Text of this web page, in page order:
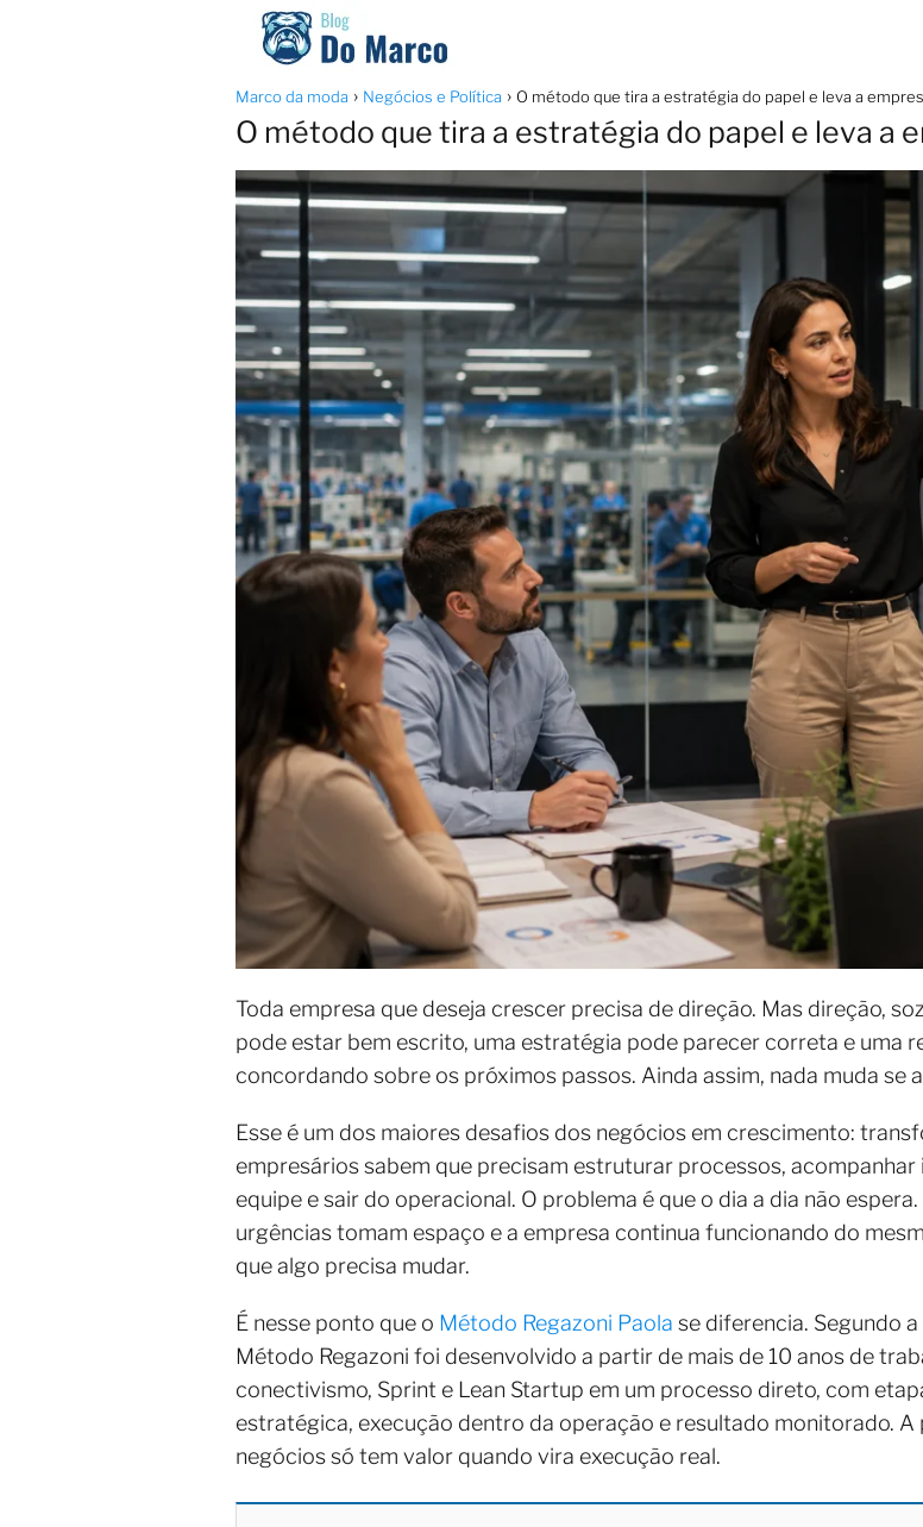
Marco da moda Negócios e Política O método que tira a estratégia do papel e leva a
O método que tira a estratégia do papel e leva a
Toda empresa que deseja crescer precisa de direção. Mas direção,
pode estar bem escrito, uma estratégia pode parecer correta e uma
concordando sobre os próximos passos. Ainda assim, nada muda se
Esse é um dos maiores desafios dos negócios em crescimento:
empresários sabem que precisam estruturar processos,
equipe e sair do operacional. O problema é que o dia a dia não
urgências tomam espaço e a empresa continua funcionando do
que algo precisa mudar.
É nesse ponto que o Método Regazoni Paola se diferencia. Segundo
Método Regazoni foi desenvolvido a partir de mais de 10 anos de
conectivismo, Sprint e Lean Startup em um processo direto, com
estratégica, execução dentro da operação e resultado monitorado.
negócios só tem valor quando vira execução real.